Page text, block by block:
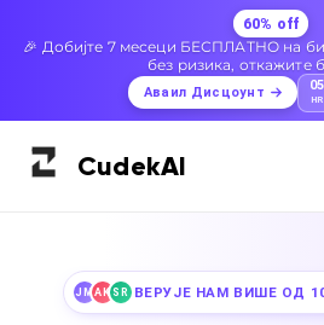
60% off
🎉 Добијте 7 месеци БЕСПЛАТНО на
без ризика, откажите
Аваил Дисцоунт 05
HR
CudekAI
JMAKSR ВЕРУЈЕ НАМ ВИШЕ ОД